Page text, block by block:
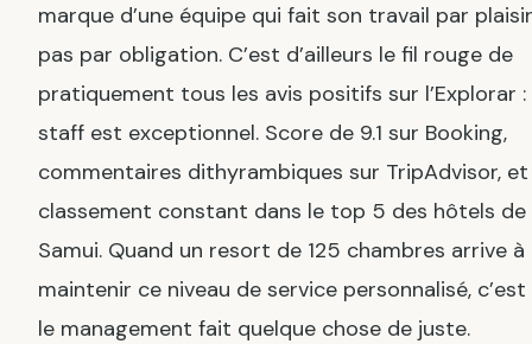
marque d’une équipe qui fait son travail par
pas par obligation. C’est d’ailleurs le fil rouge de
pratiquement tous les avis positifs sur l’Explorar :
staff est exceptionnel. Score de 9.1 sur Booking,
commentaires dithyrambiques sur TripAdvisor,
classement constant dans le top 5 des hôtels de
Samui. Quand un resort de 125 chambres arrive à
maintenir ce niveau de service personnalisé,
le management fait quelque chose de juste.